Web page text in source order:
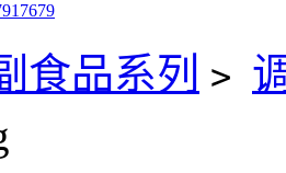
食品系列 >